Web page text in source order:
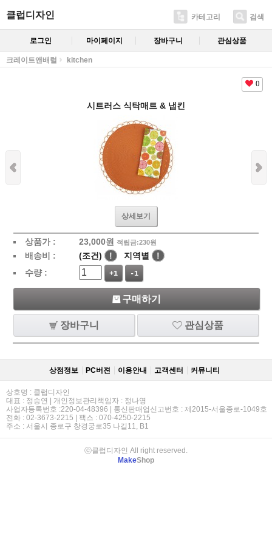
클럽디자인 카테고리 검색
로그인 마이페이지 장바구니 관심상품
크레이트앤배럴 kitchen
0
시트러스 식탁매트 & 냅킨
상세보기
상품가 : 23,000원 적립금:230원
배송비 : (조건) ! 지역별
!
수량 :
+1 -1
구매하기
장바구니 관심상품
상점정보 PC버젼 이용안내 고객센터 커뮤니티
상호명 : 클럽디자인
대표 : 정승연 | 개인정보관리책임자 : 정나영
사업자등록번호 :220-04-48396 | 통신판매업신고번호 : 제2015-서울종로-1049호
전화 : 02-3673-2215 | 팩스 : 070-4250-2215
주소 : 서울시 종로구 창경궁로35 나길11, B1
ⓒ클럽디자인 All right reserved.
MakeShop